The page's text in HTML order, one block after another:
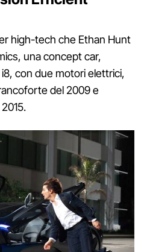
high-tech che Ethan Hunt
una concept car,
con due motori elettrici,
del 2009 e